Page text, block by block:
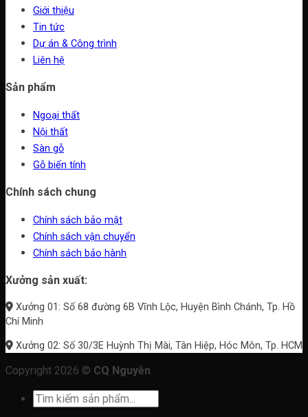
Giới thiệu
Tin tức
Dự án & Công trình
Liên hệ
Sản phẩm
Ngoại thất
Nội thất
Sàn gỗ
Gỗ biến tính
Chính sách chung
Chính sách bảo mật
Chính sách vận chuyển
Chính sách bảo hành
Xưởng sản xuất:
Xưởng 01: Số 68 đường 6B Vĩnh Lộc, Huyện Bình Chánh, Tp. Hồ
Chí Minh
Xưởng 02: Số 30/3E Huỳnh Thị Mài, Tân Hiệp, Hóc Môn, Tp. HCM
Copyright 2026 © CQ Nguyễn
Tìm